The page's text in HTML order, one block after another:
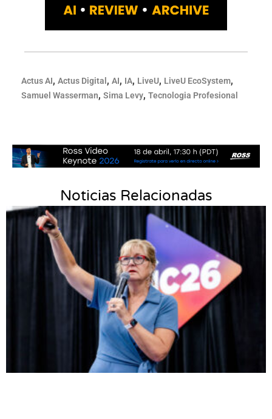
Actus AI, Actus Digital , AI, IA, LiveU, LiveU EcoSystem,
Samuel Wasserman, Sima Levy, Tecnologia Profesional
Noticias Relacionadas